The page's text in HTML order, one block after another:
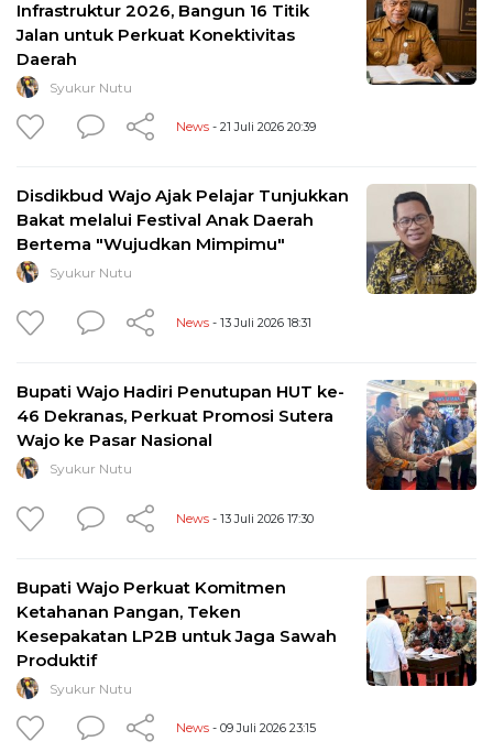
Infrastruktur 2026, Bangun 16 Titik
Jalan untuk Perkuat Konektivitas
Daerah
Syukur Nutu
News - 21 Juli 2026 20:39
Disdikbud Wajo Ajak Pelajar Tunjukkan
Bakat melalui Festival Anak Daerah
Bertema "Wujudkan Mimpimu"
Syukur Nutu
News - 13 Juli 2026 18:31
Bupati Wajo Hadiri Penutupan HUT ke-
46 Dekranas, Perkuat Promosi Sutera
Wajo ke Pasar Nasional
Syukur Nutu
News - 13 Juli 2026 17:30
Bupati Wajo Perkuat Komitmen
Ketahanan Pangan, Teken
Kesepakatan LP2B untuk Jaga Sawah
Produktif
Syukur Nutu
News - 09 Juli 2026 23:15